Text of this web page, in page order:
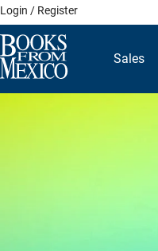
Skip
to
content
Login / Register
Sales